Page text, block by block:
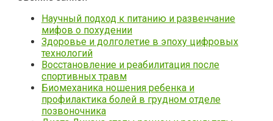
Научный подход к питанию и развенчание
мифов о похудении
Здоровье и долголетие в эпоху цифровых
технологий
Восстановление и реабилитация после
спортивных травм
Биомеханика ношения ребенка и
профилактика болей в грудном отделе
позвоночника